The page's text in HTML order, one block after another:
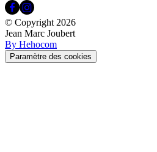
© Copyright 2026
Jean Marc Joubert
By Hehocom
Paramètre des cookies